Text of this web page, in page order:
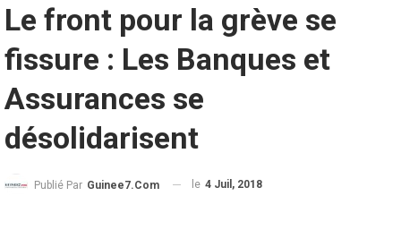
Le front pour la grève se
fissure : Les Banques et
Assurances se
désolidarisent
Publié Par Guinee7.com le 4 Juil, 2018